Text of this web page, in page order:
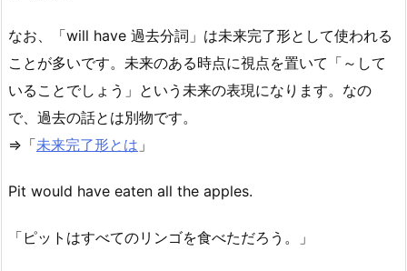
なお、「will have 過去分詞」は未来完了形として使われる
ことが多いです。未来のある時点に視点を置いて「～して
いることでしょう」という未来の表現になります。なの
で、過去の話とは別物です。
⇒「未来完了形とは 」
Pit would have eaten all the apples.
「ピットはすべてのリンゴを食べただろう。」